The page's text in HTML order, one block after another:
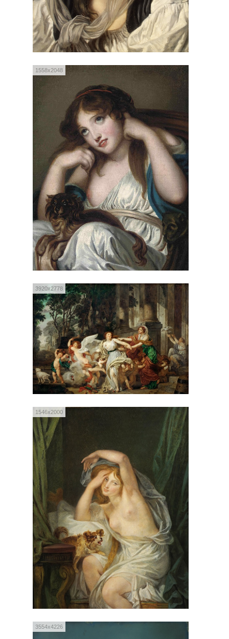
1558x2048
3920x2778
1546x2000
3554x4226